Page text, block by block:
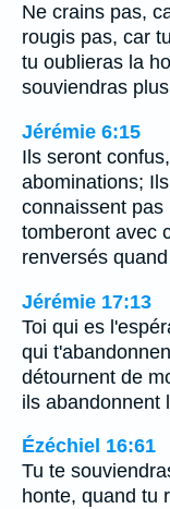
Ne crains pas,
rougis pas, car
tu oublieras la
souviendras
Jérémie 6:15
Ils seront
abominations;
connaissent
tomberont avec
renversés
Jérémie 17:13
Toi qui es
qui
détournent de
ils abandonnent
Ézéchiel 16:61
Tu te
honte, quand tu